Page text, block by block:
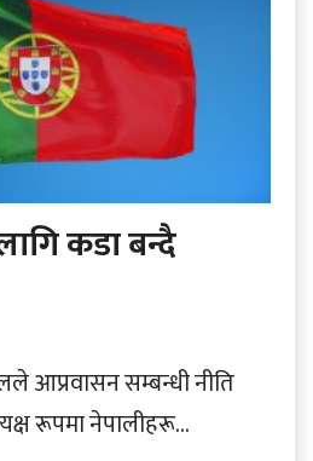
कडा बन्दै
आप्रवासन सम्बन्धी नीति
रूपमा नेपालीहरू